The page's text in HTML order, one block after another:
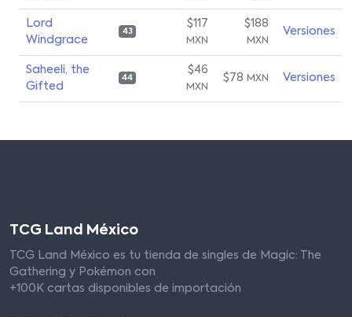
Lord
Windgrace
43
$117
MXN
$188
MXN
Versiones
Saheeli, the
Gifted
44
$46
MXN
$78 MXN Versiones
TCG Land México
TCG Land México es tu tienda de singles de Magic: The
Gathering y Pokémon con
+100K cartas disponibles de importación